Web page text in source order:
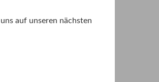
auf unseren nächsten